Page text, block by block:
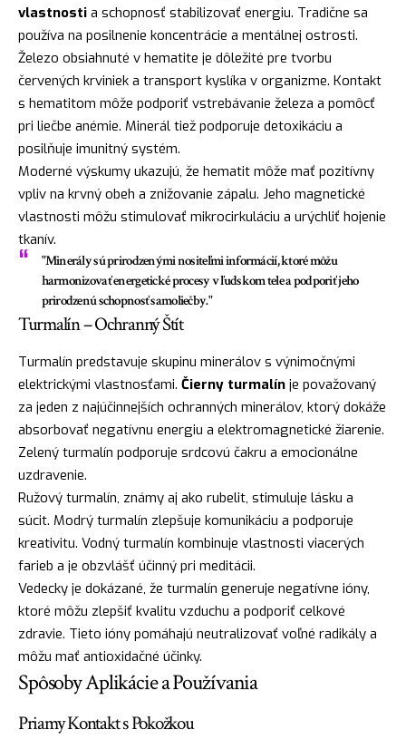
vlastnosti a schopnosť stabilizovať energiu. Tradične sa
používa na posilnenie koncentrácie a mentálnej ostrosti.
Železo obsiahnuté v hematite je dôležité pre tvorbu
červených krviniek a transport kyslíka v organizme. Kontakt
s hematitom môže podporiť vstrebávanie železa a pomôcť
pri liečbe anémie. Minerál tiež podporuje detoxikáciu a
posilňuje imunitný systém.
Moderné výskumy ukazujú, že hematit môže mať pozitívny
vpliv na krvný obeh a znižovanie zápalu. Jeho magnetické
vlastnosti môžu stimulovať mikrocirkuláciu a urýchliť hojenie
tkanív.
"Minerály sú prirodzenými nositeľmi informácií, ktoré môžu
harmonizovať energetické procesy v ľudskom tele a podporiť jeho
prirodzenú schopnosť samoliečby."
Turmalín – Ochranný Štít
Turmalín predstavuje skupinu minerálov s výnimočnými
elektrickými vlastnosťami. Čierny turmalín je považovaný
za jeden z najúčinnejších ochranných minerálov, ktorý dokáže
absorbovať negatívnu energiu a elektromagnetické žiarenie.
Zelený turmalín podporuje srdcovú čakru a emocionálne
uzdravenie.
Ružový turmalín, známy aj ako rubelit, stimuluje lásku a
súcit. Modrý turmalín zlepšuje komunikáciu a podporuje
kreativitu. Vodný turmalín kombinuje vlastnosti viacerých
farieb a je obzvlášť účinný pri meditácii.
Vedecky je dokázané, že turmalín generuje negatívne ióny,
ktoré môžu zlepšiť kvalitu vzduchu a podporiť celkové
zdravie. Tieto ióny pomáhajú neutralizovať voľné radikály a
môžu mať antioxidačné účinky.
Spôsoby Aplikácie a Používania
Priamy Kontakt s Pokožkou